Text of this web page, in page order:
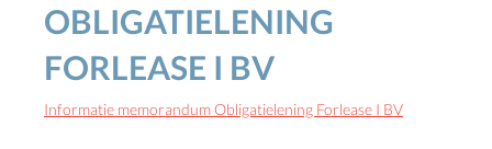
OBLIGATIELENING
FORLEASE I BV
Informatie memorandum Obligatielening Forlease I BV